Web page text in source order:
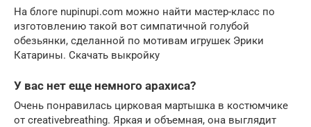
На блоге nupinupi.com можно найти мастер-класс по
изготовлению такой вот симпатичной голубой
обезьянки, сделанной по мотивам игрушек Эрики
Катарины. Скачать выкройку
У вас нет еще немного арахиса?
Очень понравилась цирковая мартышка в костюмчике
от creativebreathing. Яркая и объемная, она выглядит